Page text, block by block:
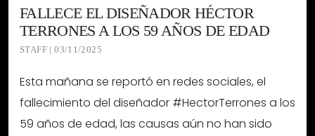
FALLECE EL DISEÑADOR HÉCTOR
TERRONES A LOS 59 AÑOS DE EDAD
STAFF | 03/11/2025
Esta mañana se reportó en redes sociales, el
fallecimiento del diseñador #HectorTerrones a los
59 años de edad, las causas aún no han sido